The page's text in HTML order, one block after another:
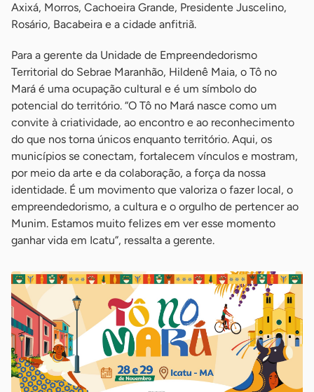
Axixá, Morros, Cachoeira Grande, Presidente Juscelino,
Rosário, Bacabeira e a cidade anfitriã.
Para a gerente da Unidade de Empreendedorismo
Territorial do Sebrae Maranhão, Hildenê Maia, o Tô no
Mará é uma ocupação cultural e é um símbolo do
potencial do território. “O Tô no Mará nasce como um
convite à criatividade, ao encontro e ao reconhecimento
do que nos torna únicos enquanto território. Aqui, os
municípios se conectam, fortalecem vínculos e mostram,
por meio da arte e da colaboração, a força da nossa
identidade. É um movimento que valoriza o fazer local, o
empreendedorismo, a cultura e o orgulho de pertencer ao
Munim. Estamos muito felizes em ver esse momento
ganhar vida em Icatu”, ressalta a gerente.